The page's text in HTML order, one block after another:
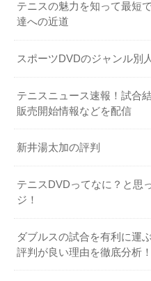
テニスの魅力を知って最短
達への近道
スポーツDVDのジャンル別
テニスニュース速報！試合
販売開始情報などを配信
新井湯太加の評判
テニスDVDってなに？と思
ジ！
ダブルスの試合を有利に運
評判が良い理由を徹底分析！